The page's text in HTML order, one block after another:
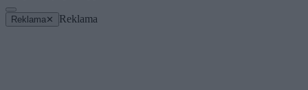
Reklama ✕ Reklama